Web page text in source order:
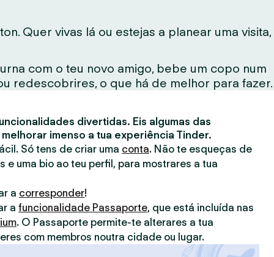
Quer vivas lá ou estejas a planear uma visita,
com o teu novo amigo, bebe um copo num
redescobrires, o que há de melhor para fazer.
divertidas. Eis algumas das
imenso a tua experiência Tinder.
Só tens de criar uma conta. Não te esqueças de
e uma bio ao teu perfil, para mostrares a tua
a corresponder!
a funcionalidade Passaporte, que está incluída nas
. O Passaporte permite-te alterares a tua
com membros noutra cidade ou lugar.